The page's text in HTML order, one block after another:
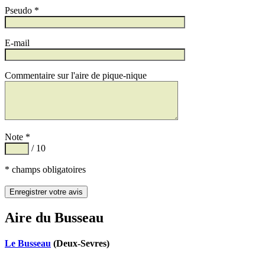
Pseudo *
E-mail
Commentaire sur l'aire de pique-nique
Note *
/ 10
* champs obligatoires
Aire du Busseau
Le Busseau (Deux-Sevres)